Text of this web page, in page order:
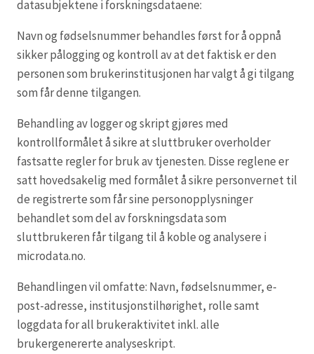
datasubjektene i forskningsdataene:
Navn og fødselsnummer behandles først for å oppnå
sikker pålogging og kontroll av at det faktisk er den
personen som brukerinstitusjonen har valgt å gi tilgang
som får denne tilgangen.
Behandling av logger og skript gjøres med
kontrollformålet å sikre at sluttbruker overholder
fastsatte regler for bruk av tjenesten. Disse reglene er
satt hovedsakelig med formålet å sikre personvernet til
de registrerte som får sine personopplysninger
behandlet som del av forskningsdata som
sluttbrukeren får tilgang til å koble og analysere i
microdata.no.
Behandlingen vil omfatte: Navn, fødselsnummer, e-
post-adresse, institusjonstilhørighet, rolle samt
loggdata for all brukeraktivitet inkl. alle
brukergenererte analyseskript.